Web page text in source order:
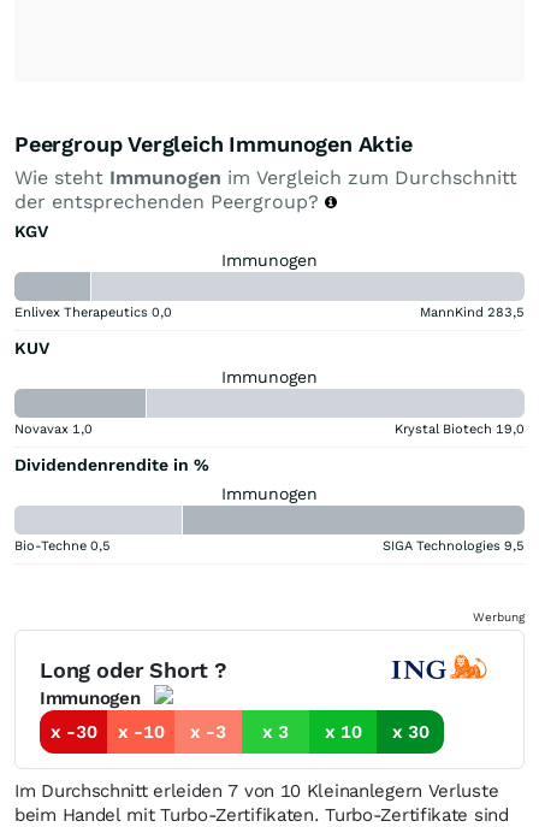
Peergroup Vergleich Immunogen Aktie
Wie steht Immunogen im Vergleich zum Durchschnitt
der entsprechenden Peergroup?
KGV
Immunogen
Enlivex Therapeutics 0,0 MannKind 283,5
KUV
Immunogen
Novavax 1,0 Krystal Biotech 19,0
Dividendenrendite in %
Immunogen
Bio-Techne 0,5 SIGA Technologies 9,5
Werbung
Long oder Short ?
Immunogen
x -30
x -10 x -3 x 3 x 10 x 30
Im Durchschnitt erleiden 7 von 10 Kleinanlegern Verluste
beim Handel mit Turbo-Zertifikaten. Turbo-Zertifikate sind